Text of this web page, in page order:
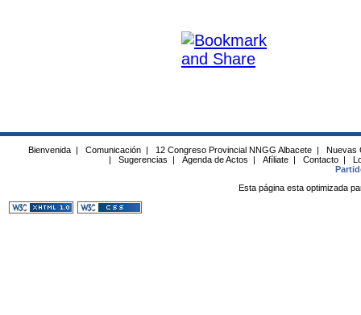
Bienvenida | Comunicación | 12 Congreso Provincial NNGG Albacete |
Nuevas
|
Sugerencias | Agenda de Actos | Afíliate | Contacto |
Esta página esta optimizada